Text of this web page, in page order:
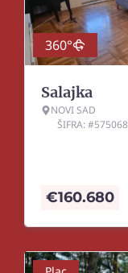
360°
Salajka
NOVI SAD
ŠIFRA: #575068
€160.680